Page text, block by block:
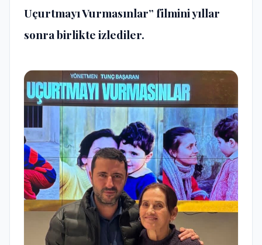
Uçurtmayı Vurmasınlar” filmini yıllar
sonra birlikte izlediler.